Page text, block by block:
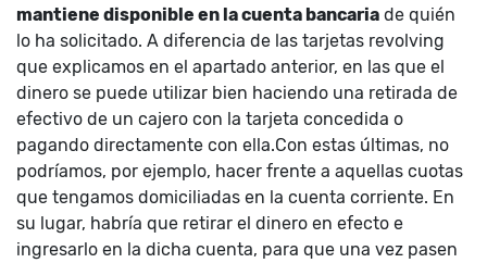
mantiene disponible en la cuenta bancaria de quién
lo ha solicitado. A diferencia de las tarjetas revolving
que explicamos en el apartado anterior, en las que el
dinero se puede utilizar bien haciendo una retirada de
efectivo de un cajero con la tarjeta concedida o
pagando directamente con ella.Con estas últimas, no
podríamos, por ejemplo, hacer frente a aquellas cuotas
que tengamos domiciliadas en la cuenta corriente. En
su lugar, habría que retirar el dinero en efecto e
ingresarlo en la dicha cuenta, para que una vez pasen